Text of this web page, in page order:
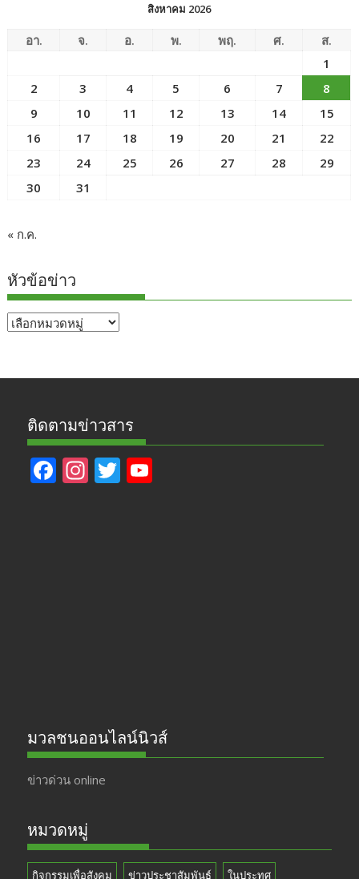
สิงหาคม 2026
อา. จ. อ. พ. พฤ. ศ.
ส.
1
2
3 4 5 6 7
8
9
10 11 12 13 14
15
16
17 18 19 20 21
22
23
24 25 26 27 28
29
30
31
« ก.ค.
หัวข้อข่าว
หัวข้อ
ติดตามข่าวสาร
F In T
มวลชนออนไลน์นิวส์
ข่าวด่วน online
หมวดหมู่
กิจกรรมเพื่อสังคม ข่าวประชาสัมพันธ์ ในประทศ